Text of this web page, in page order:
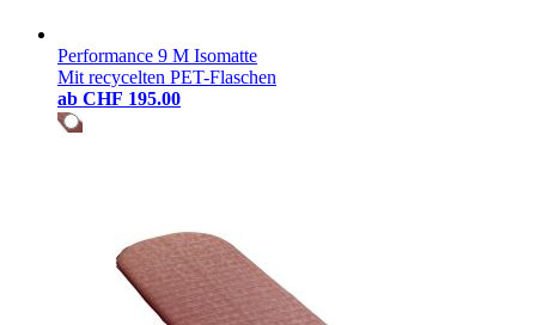
Performance 9 M Isomatte
Mit recycelten PET-Flaschen
ab CHF 195.00